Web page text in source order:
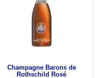
Champagne Barons de
Rothschild Rosé